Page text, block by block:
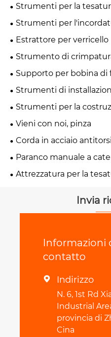
Strumenti per la
Strumenti per
Estrattore per verricello
Strumento di
Supporto per bobina di
Strumenti di
Strumenti per la
Vieni con noi, pinza
Corda in acciaio
Paranco manuale a
Attrezzatura per la
Invia
Informazioni
contatto
 Indirizzo
N. 6, 1st Rd
Industrial
provincia di
Cina